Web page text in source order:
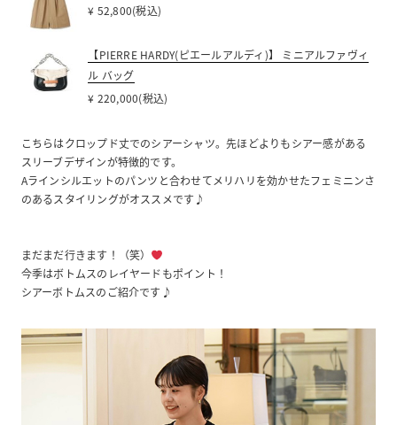
¥ 52,800(税込)
【PIERRE HARDY(ピエールアルディ)】 ミニアルファヴィ
ル バッグ
¥ 220,000(税込)
こちらはクロップド丈でのシアーシャツ。先ほどよりもシアー感がある
スリーブデザインが特徴的です。
Aラインシルエットのパンツと合わせてメリハリを効かせたフェミニンさ
のあるスタイリングがオススメです♪
まだまだ行きます！（笑）
今季はボトムスのレイヤードもポイント！
シアーボトムスのご紹介です♪